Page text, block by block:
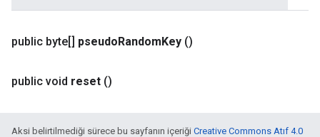
public byte[] pseudoRandomKey ()
public void reset ()
Aksi belirtilmediği sürece bu sayfanın içeriği Creative Commons Atıf 4.0